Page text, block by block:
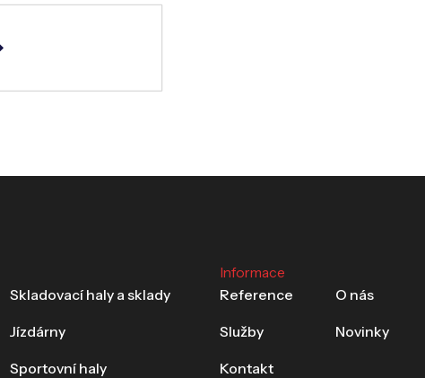
Skladovací haly a sklady
Jízdárny
Sportovní haly
Informace
Reference
O nás
Služby Novinky
Kontakt